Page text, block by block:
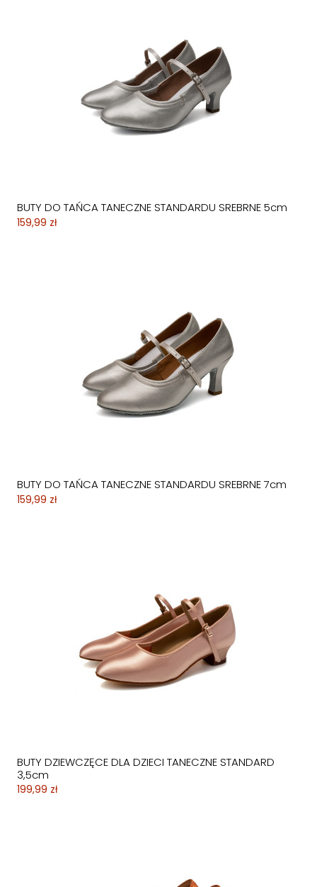
BUTY DO TAŃCA TANECZNE STANDARDU SREBRNE 5cm
159,99 zł
BUTY DO TAŃCA TANECZNE STANDARDU SREBRNE 7cm
159,99 zł
BUTY DZIEWCZĘCE DLA DZIECI TANECZNE STANDARD
3,5cm
199,99 zł